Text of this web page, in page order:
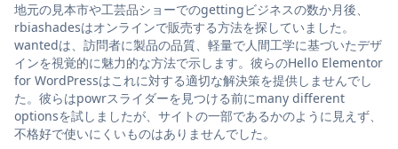
地元の見本市や工芸品ショーでのgettingビジネスの数か月後、
rbiashadesはオンラインで販売する方法を探していました。
wantedは、訪問者に製品の品質、軽量で人間工学に基づいたデザ
インを視覚的に魅力的な方法で示します。彼らのHello Elementor
for WordPressはこれに対する適切な解決策を提供しませんでし
た。彼らはpowrスライダーを見つける前にmany different
optionsを試しましたが、サイトの一部であるかのように見えず、
不格好で使いにくいものはありませんでした。